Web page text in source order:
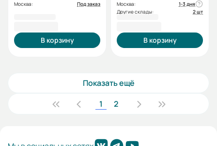
Москва: Под заказ
В корзину
Москва:
1-3 дня
Другие склады:
2 шт
В корзину
Показать ещё
1
2